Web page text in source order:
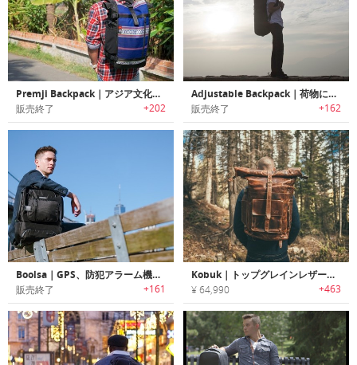
Premji Backpack｜アジア文化を伝承する生地を使ったエスニックバックパック「プレムジ」
販売終了 +202
Adjustable Backpack｜荷物に合わせてサイズを拡張可能なマルチサイズバックパック「アジャスタブルバックパック」
販売終了 +162
Boolsa｜GPS、防犯アラーム機能搭載の多機能バックパック「ボーサ」
販売終了 +161
Kobuk｜トップグレインレザーの風合いが美しいロールトップバックパック「コバック」
¥ 64,990 +463